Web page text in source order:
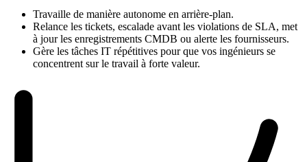
Travaille de manière autonome en arrière-plan.
Relance les tickets, escalade avant les violations de SLA, met
à jour les enregistrements CMDB ou alerte les fournisseurs.
Gère les tâches IT répétitives pour que vos ingénieurs se
concentrent sur le travail à forte valeur.